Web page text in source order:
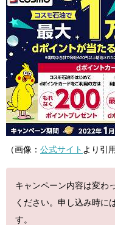
（画像： 公式サイト より引用
キャンペーン内容は変わ
ください。申し込み時に
す。